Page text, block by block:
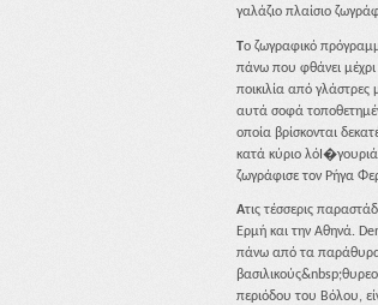
γαλάζιο πλαίσιο
Tο ζωγραφικό
πάνω που φθάνει
ποικιλία από γλάστρες
αυτά σοφά
οποία βρίσκονται
κατά κύριο
ζωγράφισε τον Ρήγα
Aτις τέσσερις
Ερμή και την Αθηνά.
πάνω από τα παράθυρα
περιόδου του Βόλου,